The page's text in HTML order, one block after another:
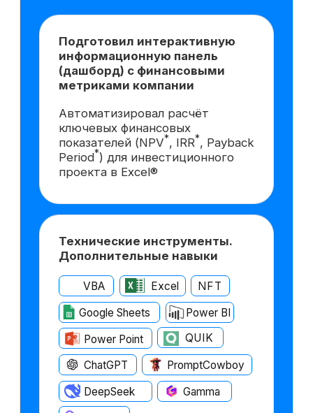
Практика в центре курса
Обучение построено на реальных
задачах: вы будете разбирать
бизнес-кейсы по оценке
инвестиционных проектов,
включая запуск нового продукта,
и применять полученные знания
сразу в деле — в онлайн-формате
и с поддержкой экспертов